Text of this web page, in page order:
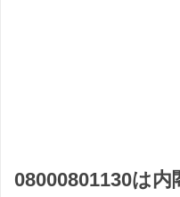
08000801130は